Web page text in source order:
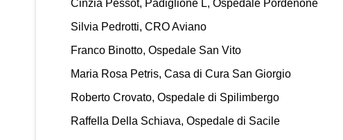
Cinzia Pessot, Padiglione L, Ospedale Pordenone
Silvia Pedrotti, CRO Aviano
Franco Binotto, Ospedale San Vito
Maria Rosa Petris, Casa di Cura San Giorgio
Roberto Crovato, Ospedale di Spilimbergo
Raffella Della Schiava, Ospedale di Sacile